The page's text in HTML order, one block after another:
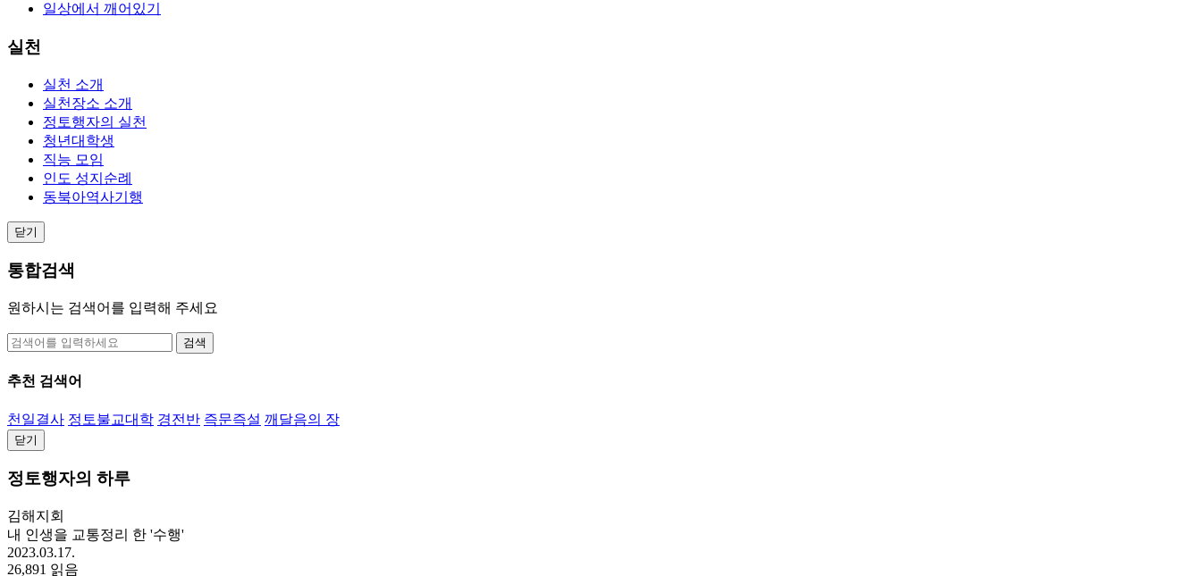
일상에서 깨어있기
실천
실천 소개
실천장소 소개
정토행자의 실천
청년대학생
직능 모임
인도 성지순례
동북아역사기행
닫기
통합검색
원하시는 검색어를 입력해 주세요
검색
추천 검색어
천일결사 정토불교대학 경전반 즉문즉설 깨달음의 장
닫기
정토행자의 하루
김해지회
내 인생을 교통정리 한 '수행'
2023.03.17.
26,891 읽음